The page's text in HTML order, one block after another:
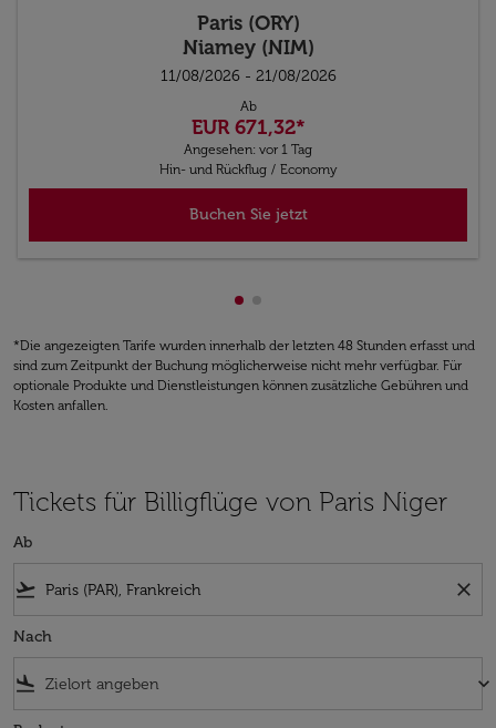
Paris (ORY)
Niamey (NIM)
11/08/2026 - 21/08/2026
Ab
EUR 671,32*
Angesehen: vor 1 Tag
Hin- und Rückflug / Economy
Buchen Sie jetzt
zeigt cmp-pagination-
zeigt cmp-pagination-
*Die angezeigten Tarife wurden innerhalb der letzten 48 Stunden erfasst und
sind zum Zeitpunkt der Buchung möglicherweise nicht mehr verfügbar. Für
optionale Produkte und Dienstleistungen können zusätzliche Gebühren und
Kosten anfallen.
Tickets für Billigflüge von Paris Niger
Ab
flight_takeoff close
Nach
flight_land keyboard_arrow_down